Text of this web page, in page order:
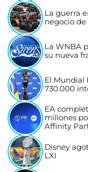
La guerra
negocio de
La WNBA
su nueva
El Mundial
730.000
EA
millones
Affinity
Disney
LXI